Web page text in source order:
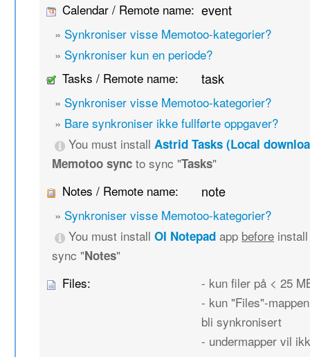
Calendar / Remote name: event
» Synkroniser visse Memotoo-kategorier?
» Synkroniser kun en periode?
Tasks / Remote name:
task
» Synkroniser visse Memotoo-kategorier?
» Bare synkroniser ikke fullførte oppgaver?
You must installAstrid Tasks (Local
Memotoo sync to sync "Tasks"
Notes / Remote name:
note
» Synkroniser visse Memotoo-kategorier?
You must installOI Notepad app before
sync "Notes"
Files:
- kun filer på < 25
- kun "Files"-
bli synkronisert
- undermapper vil